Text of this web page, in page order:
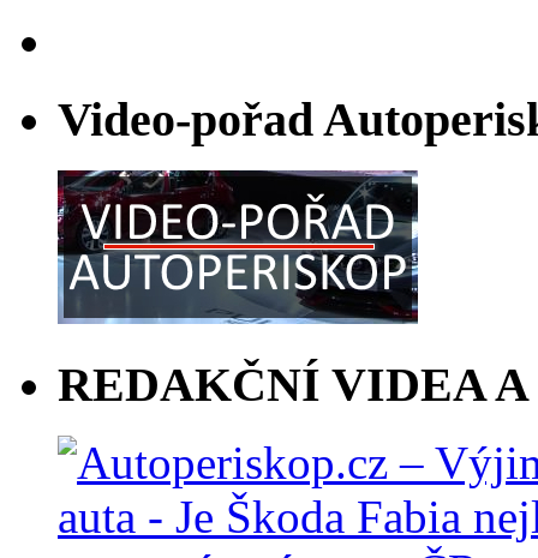
Video-pořad
REDAKČNÍ VIDEA A